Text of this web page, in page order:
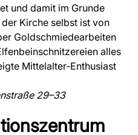
und damit im Grunde
Kirche selbst ist von
Goldschmiedearbeiten
alles
Mittelalter-Enthusiast
29–33